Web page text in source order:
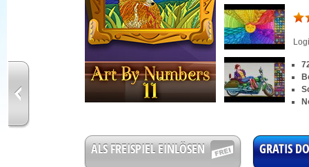
ALS FREISPIEL EINLÖSEN GRATIS